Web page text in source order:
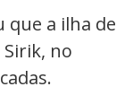
a ilha de
no